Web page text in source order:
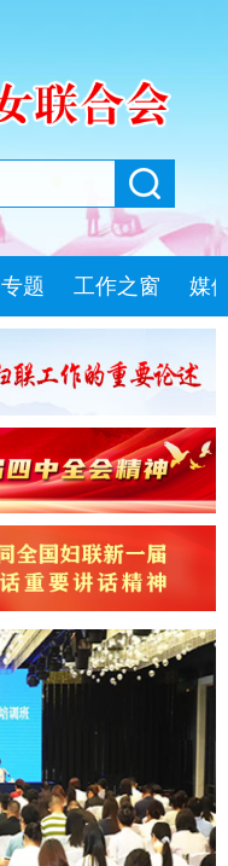
专题 工作之窗 媒